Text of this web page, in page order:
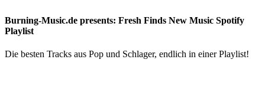
Burning-Music.de presents: Fresh Finds New Music Spotify
Playlist
Die besten Tracks aus Pop und Schlager, endlich in einer Playlist!